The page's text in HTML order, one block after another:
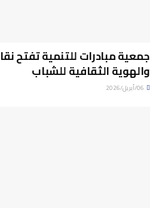
جمعية مبادرات للتنمية تفتح
والهوية الثقافية للشباب